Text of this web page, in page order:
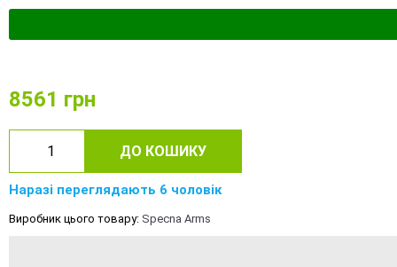
8561 грн
ДО КОШИКУ
Наразі переглядають 6 чоловік
Виробник цього товару: Specna Arms